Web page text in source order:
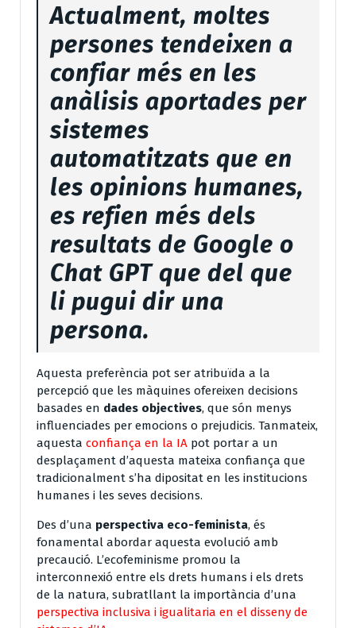
Actualment, moltes
persones tendeixen a
confiar més en les
anàlisis aportades per
sistemes
automatitzats que en
les opinions humanes,
es refien més dels
resultats de Google o
Chat GPT que del que
li pugui dir una
persona.
Aquesta preferència pot ser atribuïda a la
percepció que les màquines ofereixen decisions
basades en dades objectives, que són menys
influenciades per emocions o prejudicis. Tanmateix,
aquesta confiança en la IA pot portar a un
desplaçament d’aquesta mateixa confiança que
tradicionalment s’ha dipositat en les institucions
humanes i les seves decisions.
Des d’una perspectiva eco-feminista, és
fonamental abordar aquesta evolució amb
precaució. L’ecofeminisme promou la
interconnexió entre els drets humans i els drets
de la natura, subratllant la importància d’una
perspectiva inclusiva i igualitaria en el disseny de